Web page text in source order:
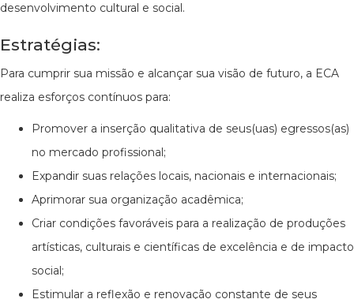
desenvolvimento cultural e social.
Estratégias:
Para cumprir sua missão e alcançar sua visão de futuro, a ECA
realiza esforços contínuos para:
Promover a inserção qualitativa de seus(uas) egressos(as)
no mercado profissional;
Expandir suas relações locais, nacionais e internacionais;
Aprimorar sua organização acadêmica;
Criar condições favoráveis para a realização de produções
artísticas, culturais e científicas de excelência e de impacto
social;
Estimular a reflexão e renovação constante de seus